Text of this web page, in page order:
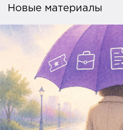
Новые материалы